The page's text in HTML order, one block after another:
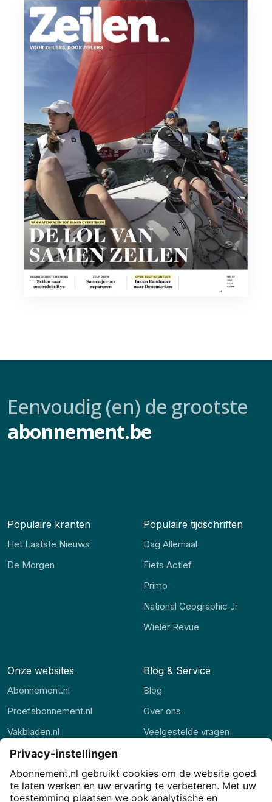
Eenvoudig (en) de grootste
abonnement.be
Populaire kranten
Het Laatste Nieuws
De Morgen
Populaire tijdschriften
Dag Allemaal
Fiets Actief
Primo
National Geographic Jr
Wieler Revue
Onze websites
Abonnement.nl
Proefabonnement.nl
Vakbladen.nl
Abonnement.be
Thuisstudie.nl
Blog & Service
Blog
Over ons
Veelgestelde vragen